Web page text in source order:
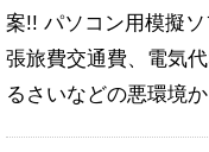
案!! パソコン用模擬
張旅費交通費、電気
るさいなどの悪環境